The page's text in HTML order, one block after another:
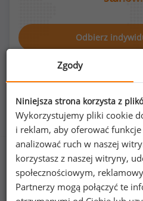
Odbierz
Rozkład płci na
62%
Zgody
Niniejsza strona korzysta z
Wykorzystujemy pliki cookie
i reklam, aby oferować funkcje
analizować ruch w naszej
korzystasz z naszej witryny,
społecznościowym,
Partnerzy mogą połączyć te